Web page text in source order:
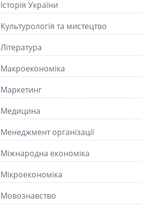
Історія України
Культурологія та мистецтво
Літературa
Макроекономіка
Маркетинг
Медицина
Менеджмент організації
Міжнародна економіка
Мікроекономіка
Мовознавство